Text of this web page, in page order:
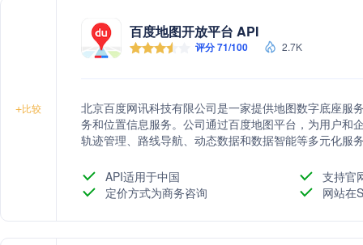
+比较
百度地图开放平台 API
评分 71/100 2.7K
北京百度网讯科技有限公司是一家提供地图数字底座服
务和位置信息服务。公司通过百度地图平台，为用户和
轨迹管理、路线导航、动态数据和数据智能等多元化服
等领域的数字化转型。
API适用于中国
支持官
定价方式为商务咨询
网站在